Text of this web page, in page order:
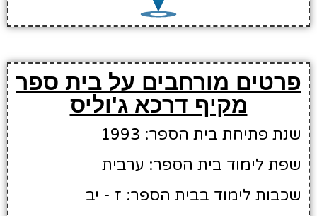
פרטים מורחבים על בית ספר
מקיף דרכא ג'וליס
שנת פתיחת בית הספר: 1993
שפת לימוד בית הספר: ערבית
שכבות לימוד בבית הספר: ז - יב